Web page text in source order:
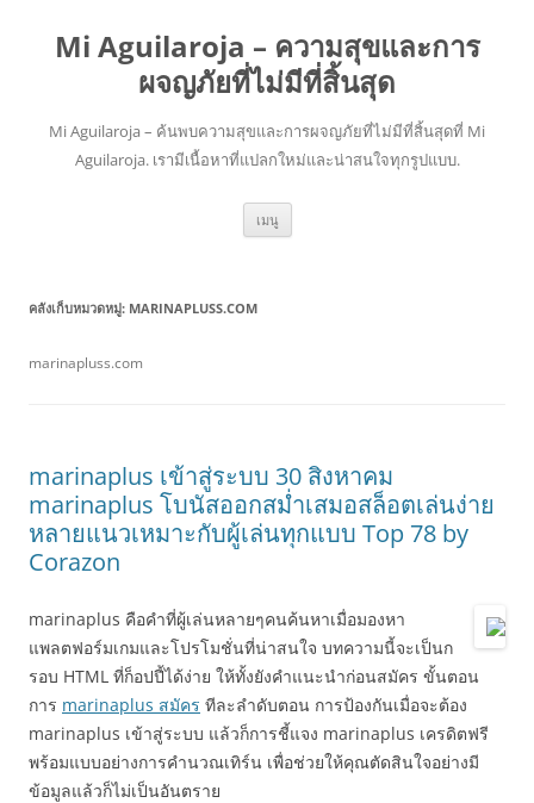
Mi Aguilaroja – ความสุขและการ
ผจญภัยที่ไม่มีที่สิ้นสุด
Mi Aguilaroja – ค้นพบความสุขและการผจญภัยที่ไม่มีที่สิ้นสุดที่ Mi
Aguilaroja. เรามีเนื้อหาที่แปลกใหม่และน่าสนใจทุกรูปแบบ.
เมนู ข้าม
ยัง
คลังเก็บหมวดหมู่: MARINAPLUSS.COM
marinapluss.com
marinaplus เข้าสู่ระบบ 30 สิงหาคม
marinaplus โบนัสออกสม่ำเสมอสล็อตเล่นง่าย
หลายแนวเหมาะกับผู้เล่นทุกแบบ Top 78 by
Corazon
marinaplus คือคำที่ผู้เล่นหลายๆคนค้นหาเมื่อมองหา
แพลตฟอร์มเกมและโปรโมชั่นที่น่าสนใจ บทความนี้จะเป็นก
รอบ HTML ที่ก็อปปี้ได้ง่าย ให้ทั้งยังคำแนะนำก่อนสมัคร ขั้นตอน
การ marinaplus สมัคร ทีละลำดับตอน การป้องกันเมื่อจะต้อง
marinaplus เข้าสู่ระบบ แล้วก็การชี้แจง marinaplus เครดิตฟรี
พร้อมแบบอย่างการคำนวณเทิร์น เพื่อช่วยให้คุณตัดสินใจอย่างมี
ข้อมูลแล้วก็ไม่เป็นอันตราย